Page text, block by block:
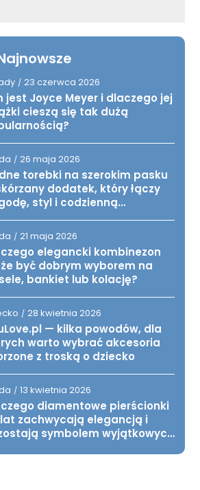
/ 23 czerwca 2026
jest Joyce Meyer i dlaczego jej
cieszą się tak dużą
/ 26 maja 2026
torebki na szerokim pasku
dodatek, który łączy
styl i codzienną
/ 21 maja 2026
elegancki kombinezon
być dobrym wyborem na
bankiet lub kolację?
/ 28 kwietnia 2026
— kilka powodów, dla
warto wybrać akcesoria
z troską o dziecko
/ 13 kwietnia 2026
diamentowe pierścionki
zachwycają elegancją i
symbolem wyjątkowych